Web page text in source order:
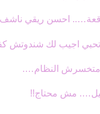
احسن ريقي
اجيب لك شندوتش
النظام….
مش محتاج!!